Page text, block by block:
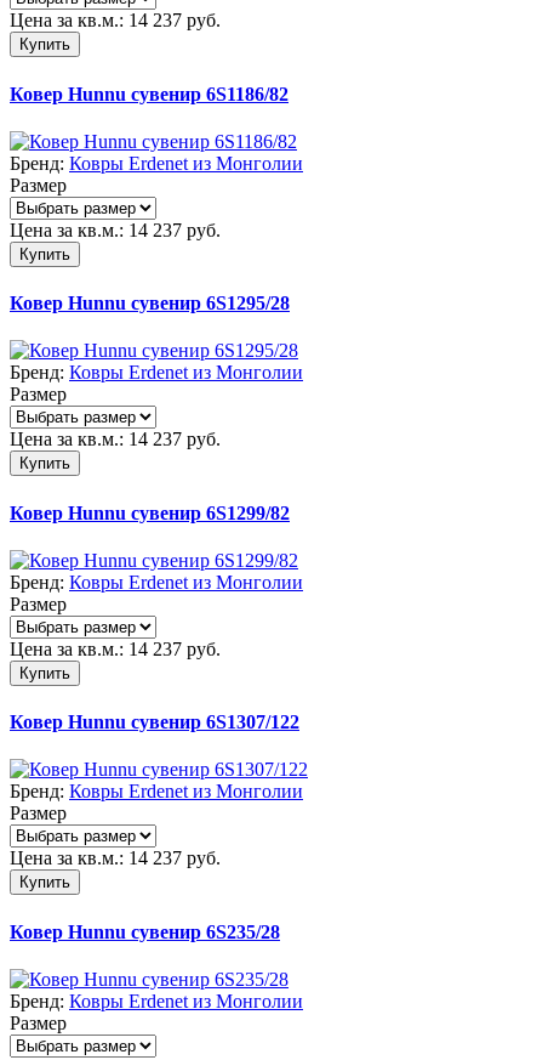
Цена за кв.м.: 14 237 руб.
Купить
Ковер Hunnu сувенир 6S1186/82
Бренд: Ковры Erdenet из Монголии
Размер
Цена за кв.м.: 14 237 руб.
Купить
Ковер Hunnu сувенир 6S1295/28
Бренд: Ковры Erdenet из Монголии
Размер
Цена за кв.м.: 14 237 руб.
Купить
Ковер Hunnu сувенир 6S1299/82
Бренд: Ковры Erdenet из Монголии
Размер
Цена за кв.м.: 14 237 руб.
Купить
Ковер Hunnu сувенир 6S1307/122
Бренд: Ковры Erdenet из Монголии
Размер
Цена за кв.м.: 14 237 руб.
Купить
Ковер Hunnu сувенир 6S235/28
Бренд: Ковры Erdenet из Монголии
Размер